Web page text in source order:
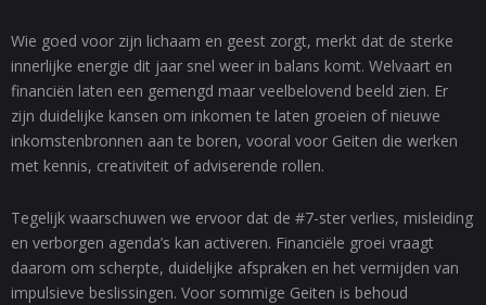
Wie goed voor zijn lichaam en geest zorgt, merkt dat de sterke
innerlijke energie dit jaar snel weer in balans komt. Welvaart en
financiën laten een gemengd maar veelbelovend beeld zien. Er
zijn duidelijke kansen om inkomen te laten groeien of nieuwe
inkomstenbronnen aan te boren, vooral voor Geiten die werken
met kennis, creativiteit of adviserende rollen.
Tegelijk waarschuwen we ervoor dat de #7-ster verlies, misleiding
en verborgen agenda’s kan activeren. Financiële groei vraagt
daarom om scherpte, duidelijke afspraken en het vermijden van
impulsieve beslissingen. Voor sommige Geiten is behoud